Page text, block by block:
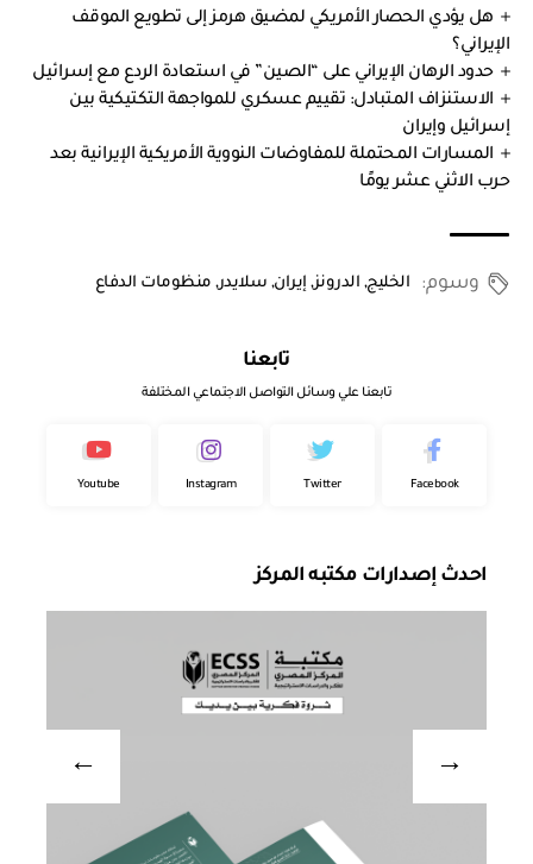
هل يؤدي الحصار الأمريكي لمضيق هرمز إلى تطويع الموقف
الإيراني؟
حدود الرهان الإيراني على “الصين” في استعادة الردع مع إسرائيل
الاستنزاف المتبادل: تقييم عسكري للمواجهة التكتيكية بين
إسرائيل وإيران
المسارات المحتملة للمفاوضات النووية الأمريكية الإيرانية بعد
حرب الاثني عشر يومًا
وسوم: الخليج,الدرونز,إيران,سلايدر,منظومات الدفاع
تابعنا
تابعنا علي وسائل التواصل الاجتماعي المختلفة
Facebook
Twitter
Instagram
Youtube
احدث إصدارات مكتبه المركز